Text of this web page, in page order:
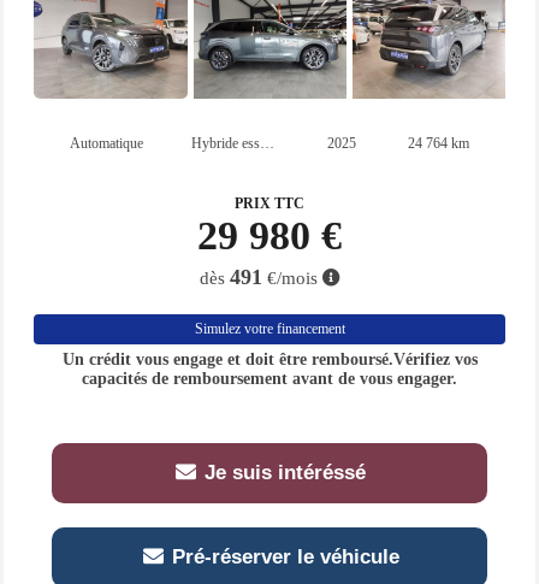
Automatique Hybride essence 2025 24 764 km
PRIX TTC
29 980 €
dès 491 €/mois
Simulez votre financement
Un crédit vous engage et doit être remboursé.Vérifiez vos
capacités de remboursement avant de vous engager.
Je suis intéréssé
Pré-réserver le véhicule